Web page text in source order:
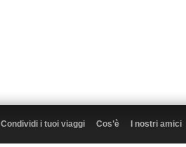
Condividi i tuoi viaggi Cos’è I nostri amici